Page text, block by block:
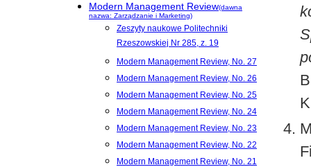
Modern Management Review(dawna
nazwa: Zarządzanie i Marketing)
Zeszyty naukowe Politechniki
Rzeszowskiej Nr 285, z. 19
Modern Management Review, No. 27
Modern Management Review, No. 26
Modern Management Review, No. 25
Modern Management Review, No. 24
Modern Management Review, No. 23
Modern Management Review, No. 22
Modern Management Review, No. 21